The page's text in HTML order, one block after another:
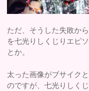
ただ、そうした失敗か
を七光りしくじりエピ
とか。
太った画像がブサイク
のですが、七光りしく